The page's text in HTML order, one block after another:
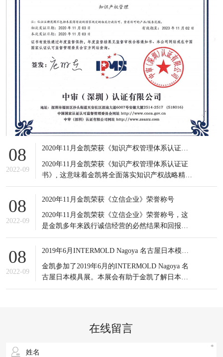
08
2022-09
2020年11月金凯荣获《知识产权管理体系认证证书》
2020年11月金凯荣获《知识产权管理体系认证证
书》, 这意味着金凯将全面落实知识产权战略精
神，积极应对知识产权竞争态势，有效提高知识
产权对企业经营发展的贡献水平。
08
2022-09
2020年11月金凯荣获《立信企业》荣誉称号
2020年11月金凯荣获《立信企业》荣誉称号，这
是金凯多年来践行诚信经营的必然结果和回报，
更是金凯所有员工的共同荣耀，可谓实至名归。
信誉是企业之基，生存之本，是企业最宝贵的无
08
2022-09
2019年6月INTERMOLD Nagoya 名古屋日本模具展
金凯参加了2019年6月的INTERMOLD Nagoya 名
古屋日本模具展。本展会有助于金凯了解日本当
前新的市场发展情况以及设备制造商的产品更新
研发等方面的综合实力。
在线留言